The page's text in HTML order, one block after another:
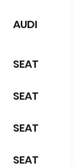
AUDI
SEAT
SEAT
SEAT
SEAT